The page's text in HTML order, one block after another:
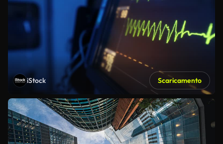
iStock Scaricamento